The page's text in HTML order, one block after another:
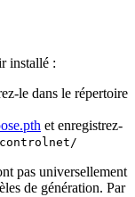
installé :
le dans le répertoire
et enregistrez-
controlnet/
pas universellement
de génération. Par